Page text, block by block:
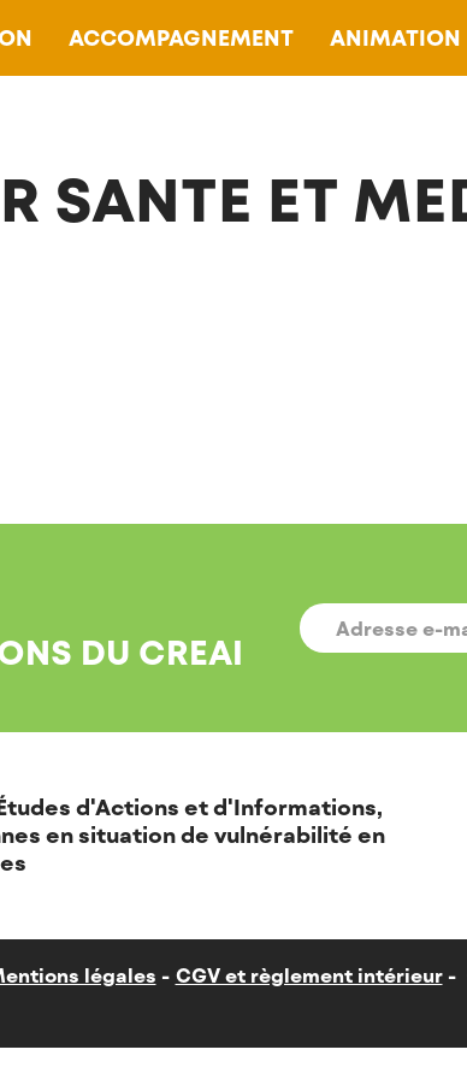
ACCOMPAGNEMENT ANIMATION
SANTE ET
DU CREAI
E-
MAIL *
d'Actions et d'Informations,
en situation de vulnérabilité en
légales CGV et règlement intérieur